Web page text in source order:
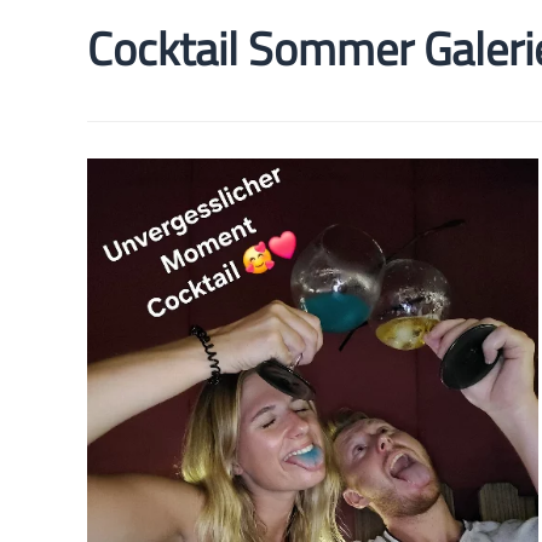
Cocktail Sommer